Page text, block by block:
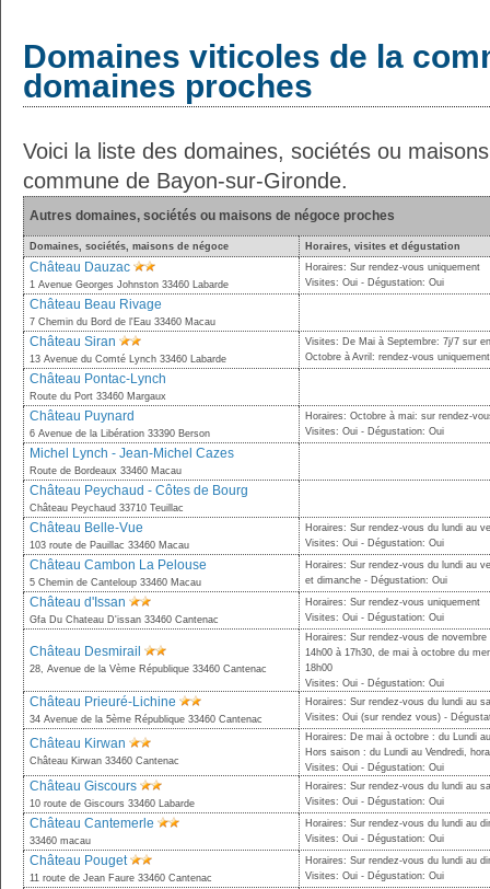
Domaines viticoles de la
domaines proches
Voici la liste des domaines, sociétés ou
commune de Bayon-sur-Gironde.
Autres domaines, sociétés ou maisons de négoce proches
Domaines, sociétés, maisons de négoce Horaires, visites et dégustation
Château Dauzac
1 Avenue Georges Johnston 33460 Labarde
Horaires: Sur rendez-vous uniquement
Visites: Oui - Dégustation: Oui
Château Beau Rivage
7 Chemin du Bord de l'Eau 33460 Macau
Château Siran
13 Avenue du Comté Lynch 33460 Labarde
Visites: De Mai à Septembre: 7j/7 sur
Octobre à Avril: rendez-vous
Château Pontac-Lynch
Route du Port 33460 Margaux
Château Puynard
6 Avenue de la Libération 33390 Berson
Horaires: Octobre à mai: sur rendez-
Visites: Oui - Dégustation: Oui
Michel Lynch - Jean-Michel Cazes
Route de Bordeaux 33460 Macau
Château Peychaud - Côtes de Bourg
Château Peychaud 33710 Teuillac
Château Belle-Vue
103 route de Pauillac 33460 Macau
Horaires: Sur rendez-vous du lundi au
Visites: Oui - Dégustation: Oui
Château Cambon La Pelouse
5 Chemin de Canteloup 33460 Macau
Horaires: Sur rendez-vous du lundi au
et dimanche - Dégustation: Oui
Château d'Issan
Gfa Du Chateau D'issan 33460 Cantenac
Horaires: Sur rendez-vous uniquement
Visites: Oui - Dégustation: Oui
Château Desmirail
28, Avenue de la Vème République 33460 Cantenac
Horaires: Sur rendez-vous de
14h00 à 17h30, de mai à octobre du
18h00
Visites: Oui - Dégustation: Oui
Château Prieuré-Lichine
34 Avenue de la 5ème République 33460 Cantenac
Horaires: Sur rendez-vous du lundi au
Visites: Oui (sur rendez vous) -
Château Kirwan
Château Kirwan 33460 Cantenac
Horaires: De mai à octobre : du Lundi
Hors saison : du Lundi au Vendredi,
Visites: Oui - Dégustation: Oui
Château Giscours
10 route de Giscours 33460 Labarde
Horaires: Sur rendez-vous du lundi au
Visites: Oui - Dégustation: Oui
Château Cantemerle
33460 macau
Horaires: Sur rendez-vous du lundi au
Visites: Oui - Dégustation: Oui
Château Pouget
11 route de Jean Faure 33460 Cantenac
Horaires: Sur rendez-vous du lundi au
Visites: Oui - Dégustation: Oui